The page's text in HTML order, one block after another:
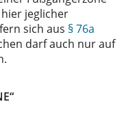
jeglicher
sich aus § 76a
darf auch nur auf